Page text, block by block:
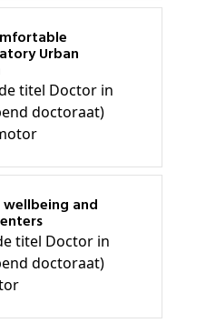
Urban
titel Doctor in
doctoraat)
titel Doctor in
doctoraat)